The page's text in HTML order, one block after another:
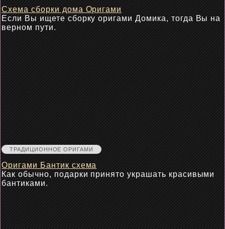
Схема сборки дома Оригами
Если Вы ищете сборку оригами Домика, тогда Вы на
верном пути.
ТРАДИЦИОННОЕ ОРИГАМИ
Оригами Бантик схема
Как обычно, подарки принято украшать красивыми
бантиками.